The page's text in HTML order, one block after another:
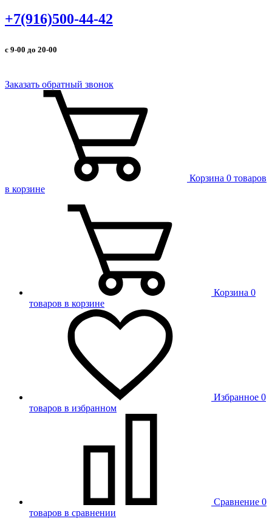
+7(916)500-44-42
с 9-00 до 20-00
Заказать обратный звонок
Корзина 0 товаров
в корзине
Корзина 0
товаров в корзине
Избранное 0
товаров в избранном
Сравнение 0
товаров в сравнении